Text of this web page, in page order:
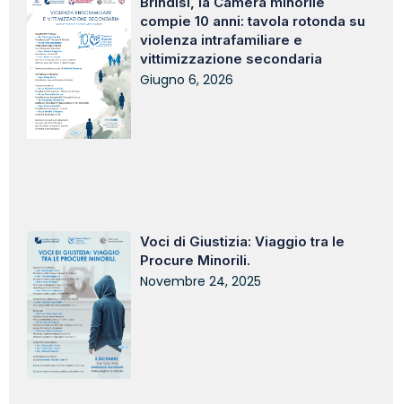
compie 10 anni: tavola rotonda su
violenza intrafamiliare e
vittimizzazione secondaria
Giugno 6, 2026
Voci di Giustizia: Viaggio tra le
Procure Minorili.
Novembre 24, 2025